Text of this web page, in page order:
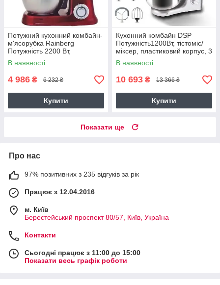
Потужний кухонний комбайн-
м'ясорубка Rainberg
Потужність 2200 Вт,
металевий, тестоміс,
червоний (RB-8080)
В наявності
4 986 ₴ 6 232 ₴
Купити
Кухонний комбайн DSP
Потужність1200Вт, тістоміс/
міксер, пластиковий корпус, 3
насадки, сріблястий
(KM3032)
В наявності
10 693 ₴ 13 366 ₴
Купити
Показати ще
Про нас
97% позитивних з 235 відгуків за рік
Працює з 12.04.2016
м. Київ
Берестейський проспект 80/57, Київ, Україна
Контакти
Сьогодні працює з 11:00 до 15:00
Показати весь графік роботи